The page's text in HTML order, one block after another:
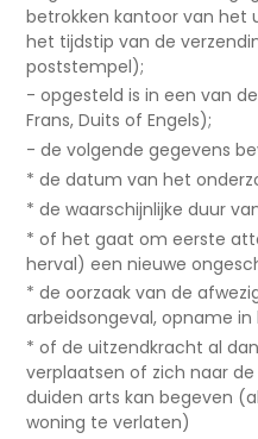
betrokken kantoor van het
het tijdstip van de
poststempel);
- opgesteld is in een van
Frans, Duits of Engels);
- de volgende gegevens
* de datum van het
* de waarschijnlijke duur
* of het gaat om eerste
herval) een nieuwe
* de oorzaak van de
arbeidsongeval, opname
* of de uitzendkracht al
verplaatsen of zich naar
duiden arts kan begeven
woning te verlaten)